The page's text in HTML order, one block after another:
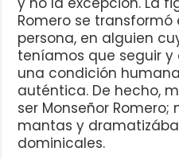
Romero se transformó
persona, en alguien
teníamos que seguir
una condición
auténtica. De hecho,
ser Monseñor
mantas y
dominicales.